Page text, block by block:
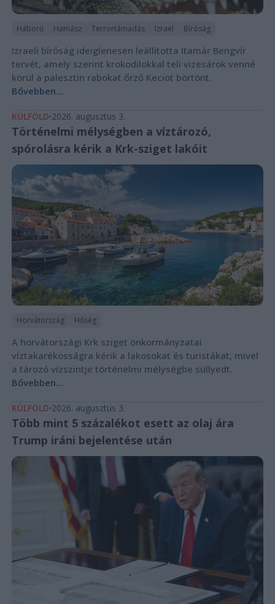
Háború Hamász Terrortámadás Izrael Bíróság
Izraeli bíróság ideiglenesen leállította Itamár Bengvír
tervét, amely szerint krokodilokkal teli vizesárok venné
körül a palesztin rabokat őrző Keciot börtönt.
Bővebben...
KÜLFÖLD 2026. augusztus 3.
Történelmi mélységben a víztározó,
spórolásra kérik a Krk-sziget lakóit
Horvátország Hőség
A horvátországi Krk sziget önkormányzatai
víztakarékosságra kérik a lakosokat és turistákat, mivel
a tározó vízszintje történelmi mélységbe süllyedt.
Bővebben...
KÜLFÖLD 2026. augusztus 3.
Több mint 5 százalékot esett az olaj ára
Trump iráni bejelentése után